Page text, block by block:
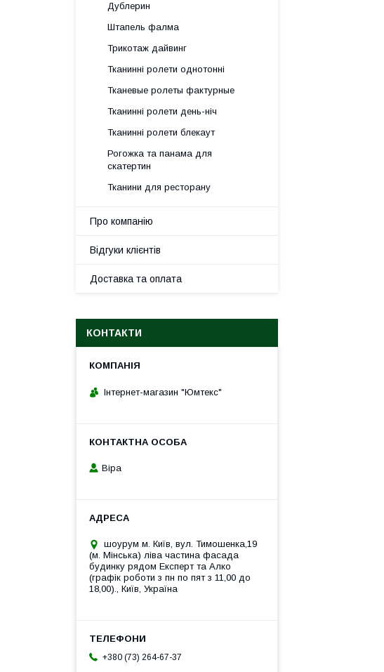
Дублерин
Штапель фалма
Трикотаж дайвинг
Тканинні ролети однотонні
Тканевые ролеты фактурные
Тканинні ролети день-ніч
Тканинні ролети блекаут
Рогожка та панама для
скатертин
Тканини для ресторану
Про компанію
Відгуки клієнтів
Доставка та оплата
КОНТАКТИ
Інтернет-магазин "Юмтекс"
Віра
шоурум м. Київ, вул. Тимошенка,19
(м. Мінська) ліва частина фасада
будинку рядом Експерт та Алко
(графік роботи з пн по пят з 11,00 до
18,00)., Київ, Україна
+380 (73) 264-67-37